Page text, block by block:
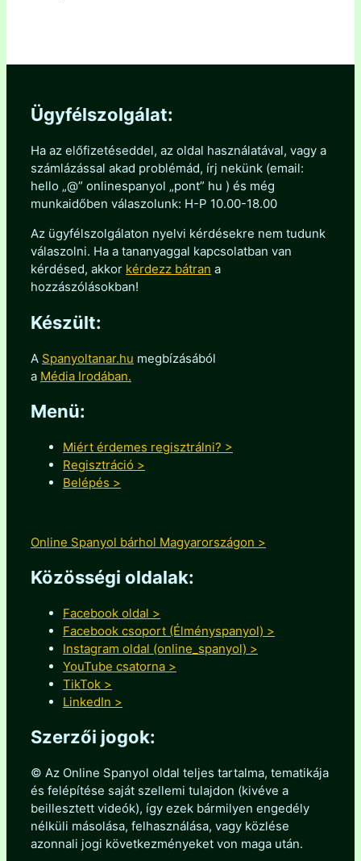
Ügyfélszolgálat:
Ha az előfizetéseddel, az oldal használatával, vagy a
számlázással akad problémád, írj nekünk (email:
hello „@” onlinespanyol „pont” hu ) és még
munkaidőben válaszolunk: H-P 10.00-18.00
Az ügyfélszolgálaton nyelvi kérdésekre nem tudunk
válaszolni. Ha a tananyaggal kapcsolatban van
kérdésed, akkor kérdezz bátran a
hozzászólásokban!
Készült:
A Spanyoltanar.hu megbízásából
a Média Irodában.
Menü:
Miért érdemes regisztrálni? >
Regisztráció >
Belépés >
Online Spanyol bárhol Magyarországon >
Közösségi oldalak:
Facebook oldal >
Facebook csoport (Élményspanyol) >
Instagram oldal (online_spanyol) >
YouTube csatorna >
TikTok >
LinkedIn >
Szerzői jogok:
© Az Online Spanyol oldal teljes tartalma, tematikája
és felépítése saját szellemi tulajdon (kivéve a
beillesztett videók), így ezek bármilyen engedély
nélküli másolása, felhasználása, vagy közlése
azonnali jogi következményeket von maga után.